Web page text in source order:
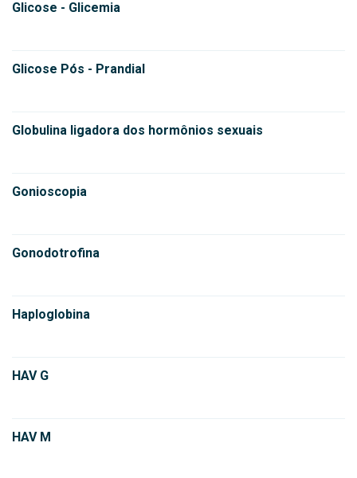
Glicose - Glicemia
Glicose Pós - Prandial
Globulina ligadora dos hormônios sexuais
Gonioscopia
Gonodotrofina
Haploglobina
HAV G
HAV M